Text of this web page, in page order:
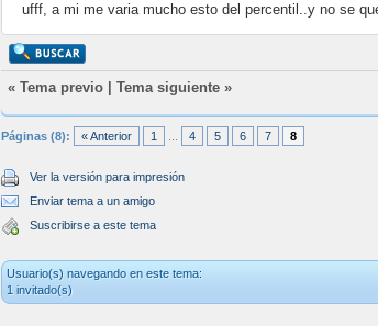
ufff, a mi me varia mucho esto del percentil..y no se
« Tema previo Tema siguiente »
Páginas (8): « Anterior 1 4 5 6 7 8
Ver la versión para impresión
Enviar tema a un amigo
Suscribirse a este tema
Usuario(s) navegando en este tema:
1 invitado(s)